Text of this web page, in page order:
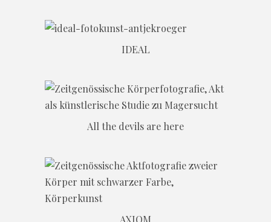
IDEAL
All the devils are here